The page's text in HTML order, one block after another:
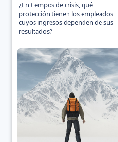
¿En tiempos de crisis, qué
protección tienen los empleados
cuyos ingresos dependen de sus
resultados?